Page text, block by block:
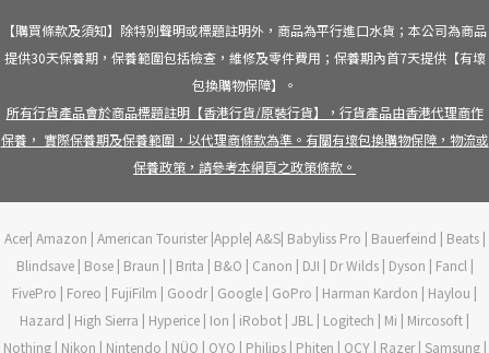
【購買條款及須知】除特別聲明或標題註明外，商品為平行進口水貨；本公司為商品
提供30天保養期，保養範圍包括檢查，維修及零件費用；保養期內首7天提供【有壞
包換購物保障】。
所有行貨產品會於商品標題註明【香港行貨/原裝行貨】，行貨產品由香港代理商作
保養， 實際保養期及保養範圍，以代理商條款為準。有關有壞包換購物保障，物流或
保養政策，請參考本網頁之政策條款。
Acer| Amazon | American Tourister |Apple| A&S| Babyliss Pro | Bauerfeind | Beats |
Blindsave | Bose | Braun | | Brita | B&O | Canon | DJI | Dr Wilds | Dyson | Fancl |
FivePro | Foreo | FujiFilm | Goodr | Google | GoPro | Harman Kardon | Haylou |
Hazard | High Sierra | Hyperice | Ion | iRobot | JBL | Logitech | Mi | Mircosoft |
Nothing | Nikon | Nintendo | NÜO | OYO | Philips | Phiten | QCY | Razer | Samsung |